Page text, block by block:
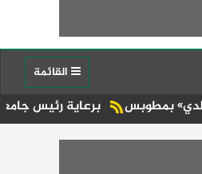
برعاية رئيس جامعة الأزهر..